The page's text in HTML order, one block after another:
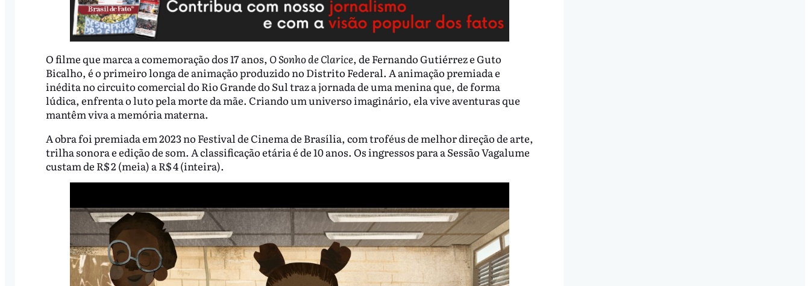
O filme que marca a comemoração dos 17 anos, O Sonho de Clarice, de Fernando Gutiérrez e Guto
Bicalho, é o primeiro longa de animação produzido no Distrito Federal. A animação premiada e
inédita no circuito comercial do Rio Grande do Sul traz a jornada de uma menina que, de forma
lúdica, enfrenta o luto pela morte da mãe. Criando um universo imaginário, ela vive aventuras que
mantêm viva a memória materna.
A obra foi premiada em 2023 no Festival de Cinema de Brasília, com troféus de melhor direção de arte,
trilha sonora e edição de som. A classificação etária é de 10 anos. Os ingressos para a Sessão Vagalume
custam de R$ 2 (meia) a R$ 4 (inteira).